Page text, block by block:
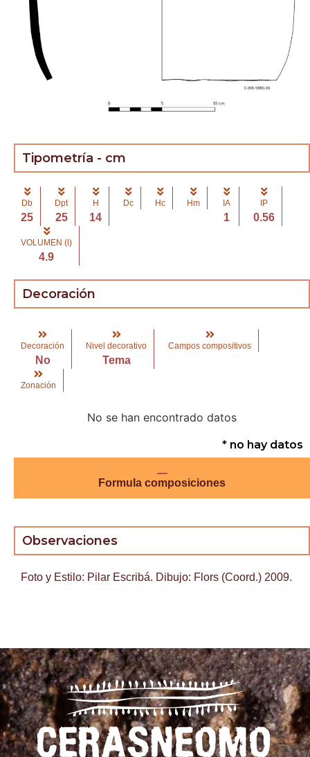
Tipometría - cm
Db
25
Dpt
25
H
14
Dc Hc Hm IA
1
IP
0.56
VOLUMEN (l)
4.9
Decoración
Decoración
No
Nivel decorativo
Tema
Campos compositivos
Zonación
No se han encontrado datos
* no hay datos
Formula composiciones
Observaciones
Foto y Estilo: Pilar Escribá. Dibujo: Flors (Coord.) 2009.